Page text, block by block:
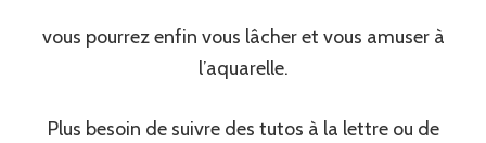
vous pourrez enfin vous lâcher et vous amuser à
l’aquarelle.
Plus besoin de suivre des tutos à la lettre ou de